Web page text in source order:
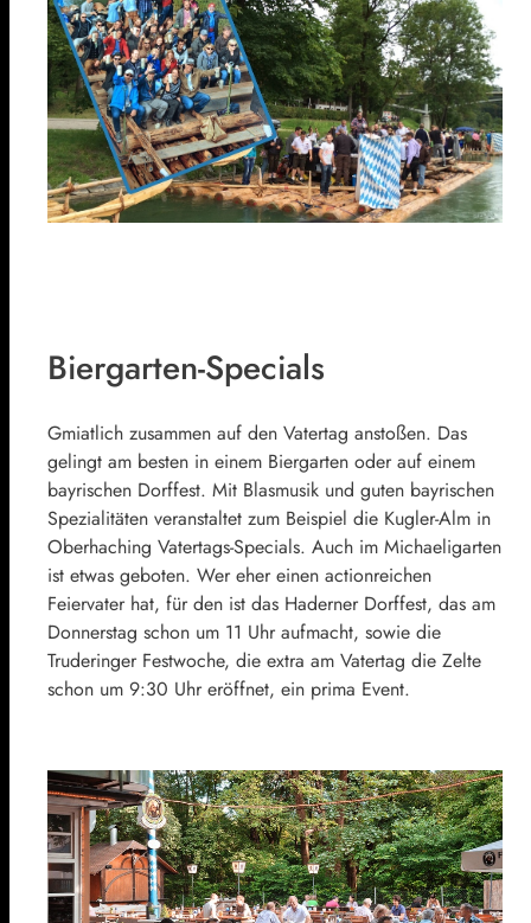
Biergarten-Specials
Gmiatlich zusammen auf den Vatertag anstoßen. Das
gelingt am besten in einem Biergarten oder auf einem
bayrischen Dorffest. Mit Blasmusik und guten bayrischen
Spezialitäten veranstaltet zum Beispiel die Kugler-Alm in
Oberhaching Vatertags-Specials. Auch im Michaeligarten
ist etwas geboten. Wer eher einen actionreichen
Feiervater hat, für den ist das Haderner Dorffest, das am
Donnerstag schon um 11 Uhr aufmacht, sowie die
Truderinger Festwoche, die extra am Vatertag die Zelte
schon um 9:30 Uhr eröffnet, ein prima Event.